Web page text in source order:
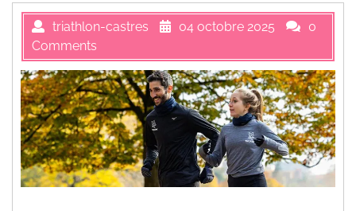
triathlon-castres 04 octobre 2025
0
Comments